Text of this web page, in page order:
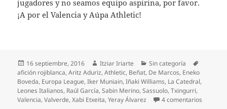
jugadores y no seamos equipo aspirina, por favor.
¡A por el Valencia y Aúpa Athletic!
Publicado
el
16 septiembre, 2016 Autor
Itziar Iriarte Categorías
Sin categoría
afición rojiblanca,Aritz Aduriz,Athletic, Beñat, De Marcos, Eneko
Boveda, Europa League,Iker Muniain,Iñaki Williams, La Catedral,
Leones Italianos, Raúl García,Sabin Merino,Sassuolo,Txingurri,
Valencia,Valverde,Xabi Etxeita,Yeray Álvarez 4 comentarios